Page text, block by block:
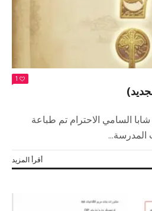
1
السامي الاحترام تم طباعة
أقرأ المزيد